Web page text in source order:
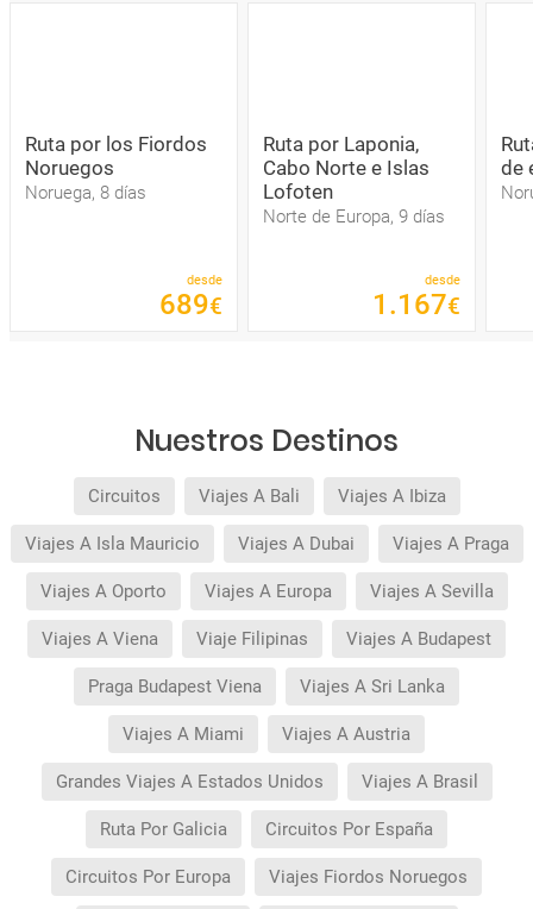
Ruta por los Fiordos
Noruegos
Noruega, 8 días
desde
689€
Ruta por Laponia,
Cabo Norte e Islas
Lofoten
Norte de Europa, 9 días
desde
1 .167€
de
Nuestros Destinos
Circuitos Viajes A Bali Viajes A Ibiza
Viajes A Isla Mauricio Viajes A Dubai Viajes A Praga
Viajes A Oporto Viajes A Europa Viajes A Sevilla
Viajes A Viena Viaje Filipinas Viajes A Budapest
Praga Budapest Viena Viajes A Sri Lanka
Viajes A Miami Viajes A Austria
Grandes Viajes A Estados Unidos Viajes A Brasil
Ruta Por Galicia Circuitos Por España
Circuitos Por Europa Viajes Fiordos Noruegos